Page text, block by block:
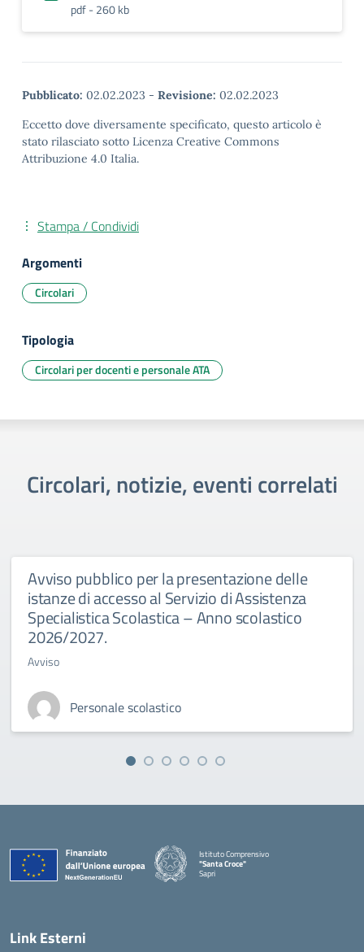
pdf - 260 kb
Pubblicato: 02.02.2023 - Revisione: 02.02.2023
Eccetto dove diversamente specificato, questo articolo è
stato rilasciato sotto Licenza Creative Commons
Attribuzione 4.0 Italia.
Stampa / Condividi
Argomenti
Circolari
Tipologia
Circolari per docenti e personale ATA
Circolari, notizie, eventi correlati
Avviso pubblico per la presentazione delle
istanze di accesso al Servizio di Assistenza
Specialistica Scolastica – Anno scolastico
2026/2027.
Avviso
Personale scolastico
Istituto Comprensivo
"Santa Croce"
Sapri
— Visita la pagina iniziale della scuola
Link Esterni